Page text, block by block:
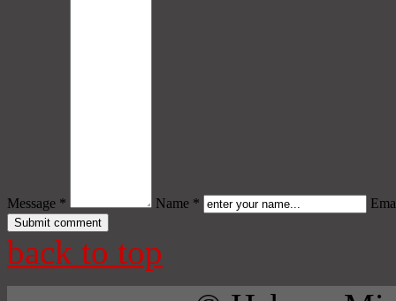
Message * Name *
back to top